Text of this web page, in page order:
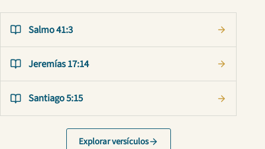
Salmo 41:3
Jeremías 17:14
Santiago 5:15
Explorar versículos